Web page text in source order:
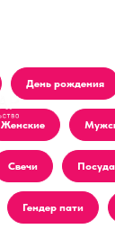
День рождения
Женские
Свечи Посуда
Гендер пати